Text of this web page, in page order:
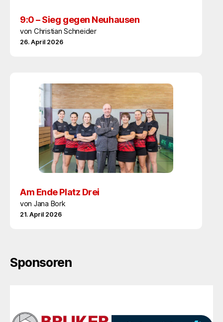
9:0 – Sieg gegen Neuhausen
von Christian Schneider
26. April 2026
Am Ende Platz Drei
von Jana Bork
21. April 2026
Sponsoren